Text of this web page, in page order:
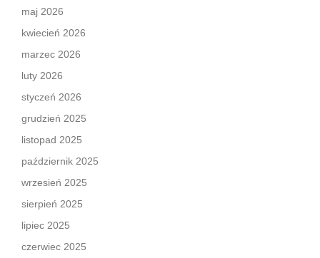
maj 2026
kwiecień 2026
marzec 2026
luty 2026
styczeń 2026
grudzień 2025
listopad 2025
październik 2025
wrzesień 2025
sierpień 2025
lipiec 2025
czerwiec 2025